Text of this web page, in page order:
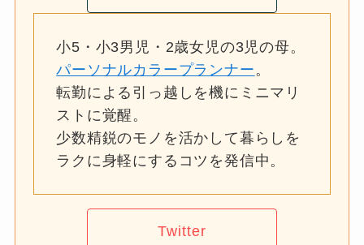
小5・小3男児・2歳女児の3児の母。
パーソナルカラープランナー 。
転勤による引っ越しを機にミニマリ
ストに覚醒。
少数精鋭のモノを活かして暮らしを
ラクに身軽にするコツを発信中。
Twitter